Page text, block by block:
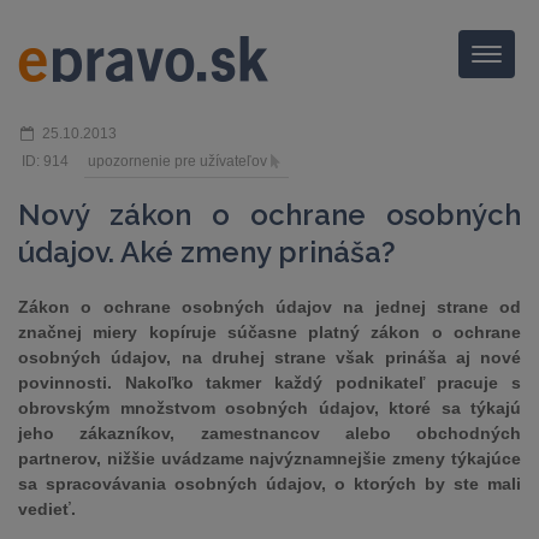
Menu
25.10.2013
ID: 914
upozornenie pre užívateľov
Nový zákon o ochrane osobných
údajov. Aké zmeny prináša?
Zákon o ochrane osobných údajov na jednej strane od
značnej miery kopíruje súčasne platný zákon o ochrane
osobných údajov, na druhej strane však prináša aj nové
povinnosti. Nakoľko takmer každý podnikateľ pracuje s
obrovským množstvom osobných údajov, ktoré sa týkajú
jeho zákazníkov, zamestnancov alebo obchodných
partnerov, nižšie uvádzame najvýznamnejšie zmeny týkajúce
sa spracovávania osobných údajov, o ktorých by ste mali
vedieť.